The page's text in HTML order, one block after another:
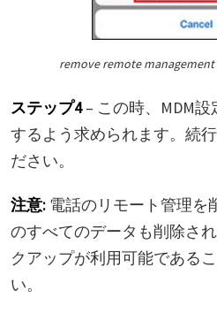
remove remote
ステップ4– この時、MDM
するよう求められます。続
ださい。
注意: 電話のリモート管理を
のすべてのデータも削除さ
クアップが利用可能である
い。